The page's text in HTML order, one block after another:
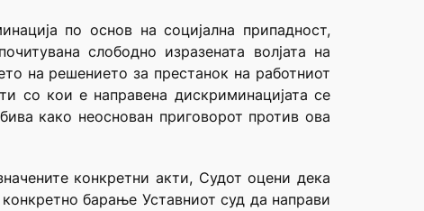
по основ на социјална припадност,
слободно изразената волјата на
на решението за престанок на работниот
со кои е направена дискриминацијата се
како неоснован приговорот против ова
конкретни акти, Судот оцени дека
барање Уставниот суд да направи